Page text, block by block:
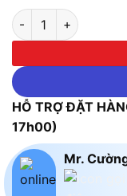
Máy khoan, vặn vít
HỖ TRỢ ĐẶT
17h00)
Mr.